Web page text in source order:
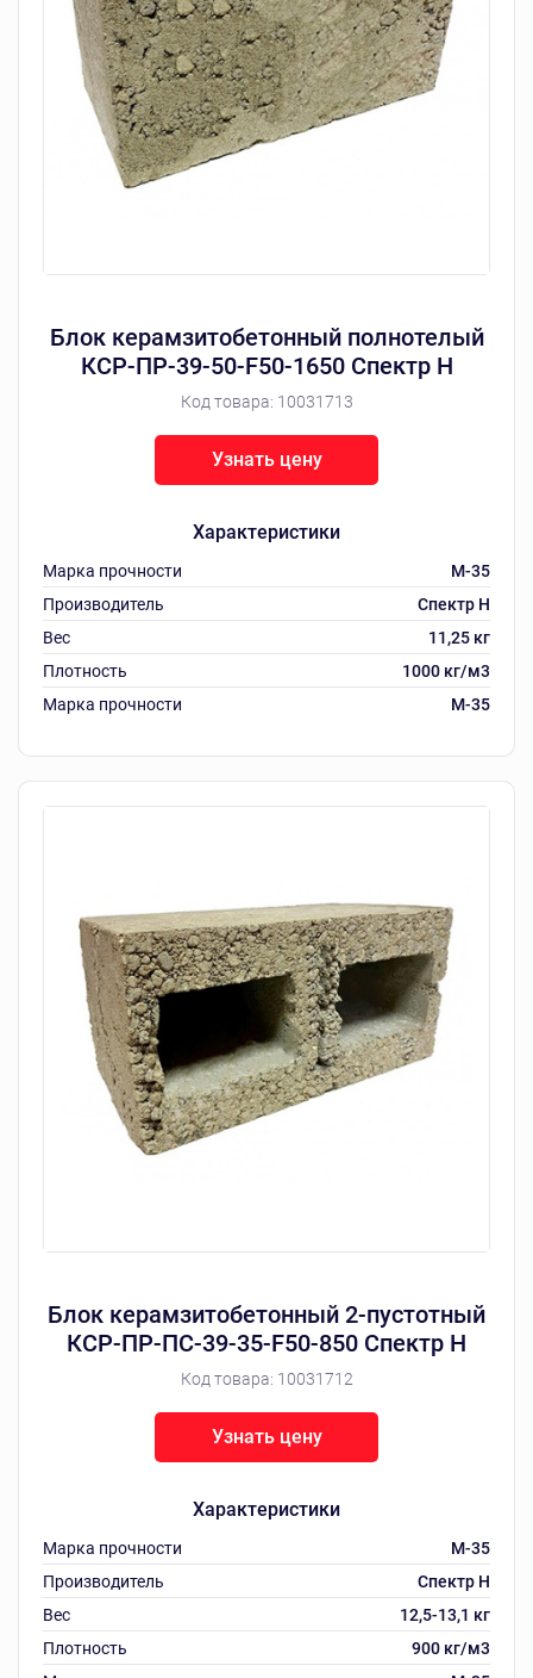
Блок керамзитобетонный полнотелый
КСР-ПР-39-50-F50-1650 Спектр Н
Код товара: 10031713
Характеристики
Марка прочности
M-35
Производитель
Спектр Н
Вес
11,25 кг
Плотность
1000 кг/м3
Марка прочности
M-35
Узнать цену
Блок керамзитобетонный 2-пустотный
КСР-ПР-ПС-39-35-F50-850 Спектр Н
Код товара: 10031712
Характеристики
Марка прочности
M-35
Производитель
Спектр Н
Вес
12,5-13,1 кг
Плотность
900 кг/м3
Узнать цену